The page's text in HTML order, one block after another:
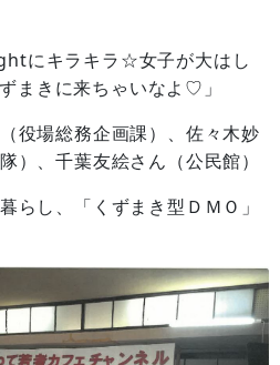
にキラキラ☆女子が大はし
まきに来ちゃいなよ♡」
役場総務企画課）、佐々木妙
）、千葉友絵さん（公民館）
らし、「くずまき型ＤＭＯ」